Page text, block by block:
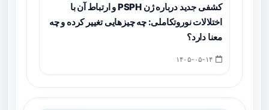
کشفی جدید درباره ژن PSPH و ارتباط آن با
اختلالات نوروتکاملی: چه چیزهایی تغییر کرده و چه
معنا دارد؟